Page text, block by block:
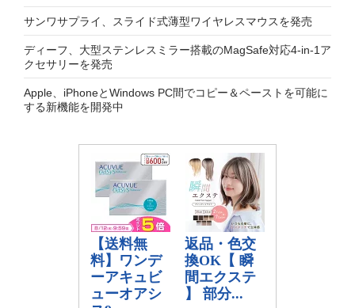
サンワサプライ、スライド式薄型ワイヤレスマウスを発売
ディーフ、大型ステンレスミラー搭載のMagSafe対応4-in-1ア
クセサリーを発売
Apple、iPhoneとWindows PC間でコピー＆ペーストを可能に
する新機能を開発中